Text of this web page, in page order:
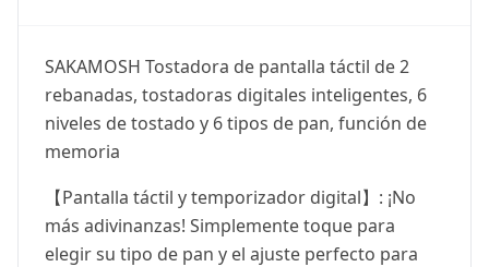
SAKAMOSH Tostadora de pantalla táctil de 2
rebanadas, tostadoras digitales inteligentes, 6
niveles de tostado y 6 tipos de pan, función de
memoria
【Pantalla táctil y temporizador digital】: ¡No
más adivinanzas! Simplemente toque para
elegir su tipo de pan y el ajuste perfecto para